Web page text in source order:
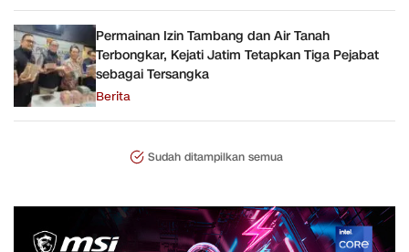
Permainan Izin Tambang dan Air Tanah
Terbongkar, Kejati Jatim Tetapkan Tiga Pejabat
sebagai Tersangka
Berita
Sudah ditampilkan semua